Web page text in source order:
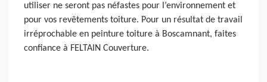
utiliser ne seront pas néfastes pour l’environnement et
pour vos revêtements toiture. Pour un résultat de travail
irréprochable en peinture toiture à Boscamnant, faites
confiance à FELTAIN Couverture.